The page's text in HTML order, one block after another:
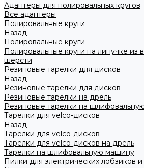
Адаптеры для полировальных кругов
Все адаптеры
Полировальные круги
Назад
Полировальные круги
Полировальные круги на липучке из
шерсти
Резиновые тарелки для дисков
Назад
Резиновые тарелки для дисков
Резиновые тарелки на дрель
Резиновые тарелки на
Тарелки для velco-дисков
Назад
Тарелки для velco-дисков
Тарелки для velco-дисков на дрель
Тарелки на шлифовальную машину
Пилки для электрических лобзиков